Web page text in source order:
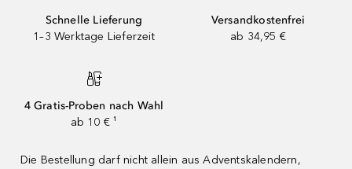
Schnelle Lieferung
1–3 Werktage Lieferzeit
Versandkostenfrei
ab 34,95 €
4 Gratis-Proben nach Wahl
ab 10 € ¹
Die Bestellung darf nicht allein aus Adventskalendern,